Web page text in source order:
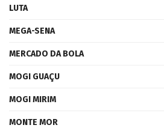
LUTA
MEGA-SENA
MERCADO DA BOLA
MOGI GUAÇU
MOGI MIRIM
MONTE MOR